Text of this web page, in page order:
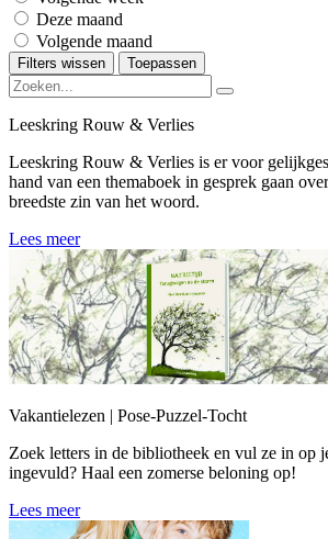
Deze maand
Volgende maand
Filters wissen Toepassen
Leeskring Rouw & Verlies
Leeskring Rouw & Verlies is er voor
hand van een themaboek in gesprek gaan
breedste zin van het woord.
Lees meer
Vakantielezen | Pose-Puzzel-Tocht
Zoek letters in de bibliotheek en vul ze in op
ingevuld? Haal een zomerse beloning op!
Lees meer